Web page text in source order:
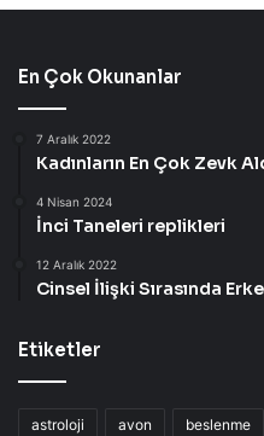
En Çok Okunanlar
7 Aralık 2022
Kadınların En Çok Zevk
4 Nisan 2024
İnci Taneleri replikleri
12 Aralık 2022
Cinsel İlişki Sırasında
Etiketler
astroloji avon beslenme